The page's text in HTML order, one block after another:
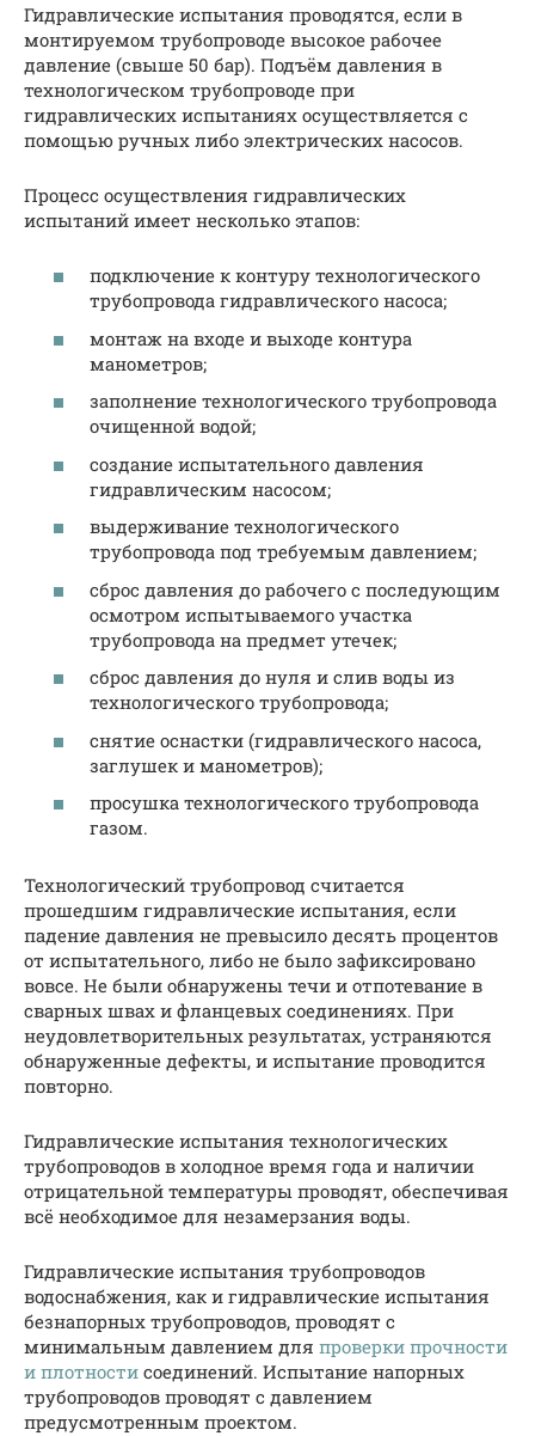
Гидравлические испытания проводятся, если в
монтируемом трубопроводе высокое рабочее
давление (свыше 50 бар). Подъём давления в
технологическом трубопроводе при
гидравлических испытаниях осуществляется с
помощью ручных либо электрических насосов.
Процесс осуществления гидравлических
испытаний имеет несколько этапов:
подключение к контуру технологического
трубопровода гидравлического насоса;
монтаж на входе и выходе контура
манометров;
заполнение технологического трубопровода
очищенной водой;
создание испытательного давления
гидравлическим насосом;
выдерживание технологического
трубопровода под требуемым давлением;
сброс давления до рабочего с последующим
осмотром испытываемого участка
трубопровода на предмет утечек;
сброс давления до нуля и слив воды из
технологического трубопровода;
снятие оснастки (гидравлического насоса,
заглушек и манометров);
просушка технологического трубопровода
газом.
Технологический трубопровод считается
прошедшим гидравлические испытания, если
падение давления не превысило десять процентов
от испытательного, либо не было зафиксировано
вовсе. Не были обнаружены течи и отпотевание в
сварных швах и фланцевых соединениях. При
неудовлетворительных результатах, устраняются
обнаруженные дефекты, и испытание проводится
повторно.
Гидравлические испытания технологических
трубопроводов в холодное время года и наличии
отрицательной температуры проводят, обеспечивая
всё необходимое для незамерзания воды.
Гидравлические испытания трубопроводов
водоснабжения, как и гидравлические испытания
безнапорных трубопроводов, проводят с
минимальным давлением для проверки прочности
и плотности соединений. Испытание напорных
трубопроводов проводят с давлением
предусмотренным проектом.